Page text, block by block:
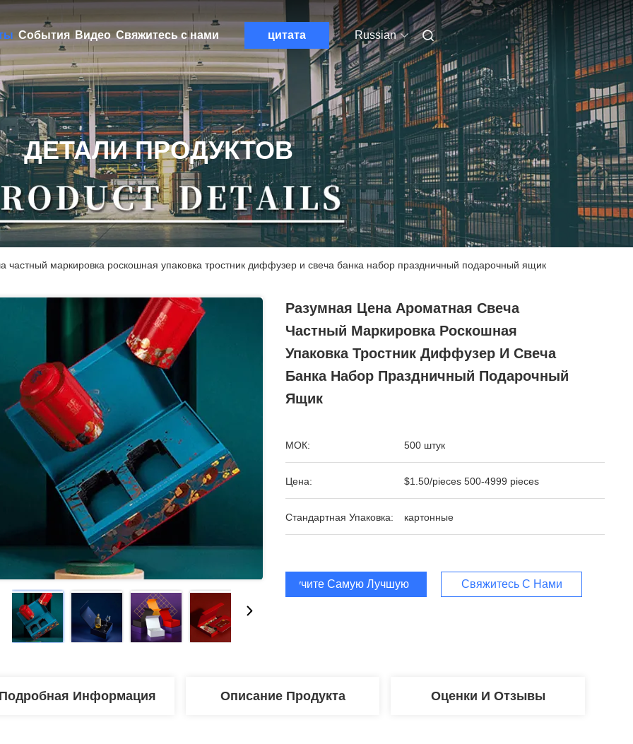
События Видео Свяжитесь с нами цитата Russian
ДЕТАЛИ ПРОДУКТОВ
частный маркировка роскошная упаковка тростник диффузер и свеча банка набор праздничный подарочный ящик
Разумная Цена Ароматная Свеча
Частный Маркировка Роскошная
Упаковка Тростник Диффузер И Свеча
Банка Набор Праздничный Подарочный
Ящик
МОК: 500 штук
Цена: $1.50/pieces 500-4999 pieces
Стандартная Упаковка: картонные
Получите Самую Лучшую Цену Свяжитесь С Нами
Подробная Информация Описание Продукта Оценки И Отзывы